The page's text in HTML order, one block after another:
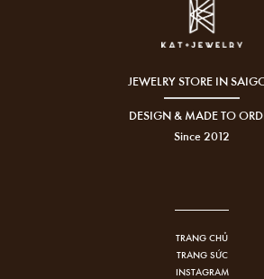
JEWELRY STORE IN
DESIGN & MADE TO
Since 2012
TRANG CHỦ
TRANG SỨC
INSTAGRAM